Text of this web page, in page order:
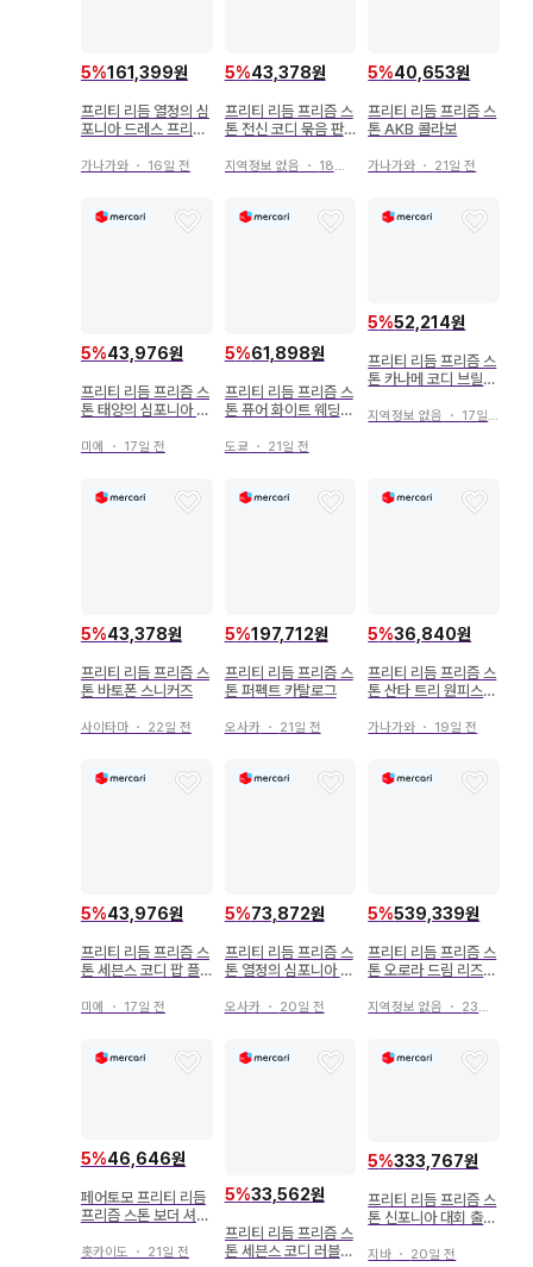
5%161,399원
프리티 리듬 열정의 심
포니아 드레스 프리즘
가나가와 ・ 16일 전
5%43,378원
프리티 리듬 프리즘 스
톤 전신 코디 묶음 판
지역정보 없음 ・ 18일 전
5%40,653원
프리티 리듬 프리즘 스
톤 AKB 콜라보
가나가와 ・ 21일 전
5%43,976원
프리티 리듬 프리즘 스
톤 태양의 심포니아 드
미에 ・ 17일 전
5%61,898원
프리티 리듬 프리즘 스
톤 퓨어 화이트 웨딩
도쿄 ・ 21일 전
5%52,214원
프리티 리듬 프리즘 스
톤 카나메 코디 브릴리
지역정보 없음 ・ 17일 전
5%43,378원
프리티 리듬 프리즘 스
톤 바토폰 스니커즈
사이타마 ・ 22일 전
5%197,712원
프리티 리듬 프리즘 스
톤 퍼펙트 카탈로그
오사카・ 21일 전
5%36,840원
프리티 리듬 프리즘 스
톤 산타 트리 원피스
스
가나가와 ・ 19일 전
5%43,976원
프리티 리듬 프리즘 스
톤 세븐스 코디 팝 플
미에 ・ 17일 전
5%73,872원
프리티 리듬 프리즘 스
톤 열정의 심포니아 드
오사카・ 20일 전
5%539,339원
프리티 리듬 프리즘 스
톤 오로라 드림 리즈무
지역정보 없음 ・ 23일 전
5%46,646원
페어토모 프리티 리듬
프리즘 스톤 보더 셔츠
홋카이도 ・ 21일 전
5%33,562원
프리티 리듬 프리즘 스
톤 세븐스 코디 러블리
5%333,767원
프리티 리듬 프리즘 스
톤 신포니아 대회 출전
지바 ・ 20일 전